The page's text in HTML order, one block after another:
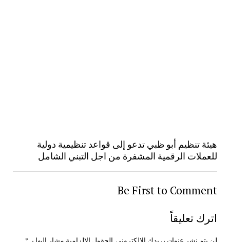
هيئة تنظيم أبو ظبي تدعو إلى قواعد تنظيمية دولية
للعملات الرقمية المشفرة من اجل التبني الشامل
Be First to Comment
اترك تعليقاً